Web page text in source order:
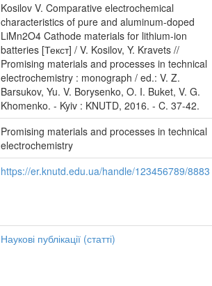
Kosilov V. Comparative electrochemical
characteristics of pure and aluminum-doped
LiMn2O4 Cathode materials for lithium-ion
batteries [Текст] / V. Kosilov, Y. Kravets //
Promising materials and processes in technical
electrochemistry : monograph / ed.: V. Z.
Barsukov, Yu. V. Borysenko, O. I. Buket, V. G.
Khomenko. - Kyiv : KNUTD, 2016. - C. 37-42.
Promising materials and processes in technical
electrochemistry
https://er.knutd.edu.ua/handle/123456789/8883
Наукові публікації (статті)